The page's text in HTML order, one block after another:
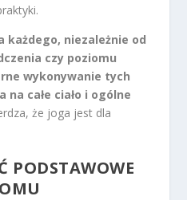
każdego, niezależnie od
czy poziomu
wykonywanie tych
na całe ciało i ogólne
że joga jest dla
PODSTAWOWE